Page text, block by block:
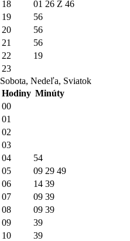
18
01 26 Z 46
19
56
20
56
21
56
22
19
23
Sobota, Nedeľa, Sviatok
Hodiny Minúty
00
01
02
03
04
54
05
09 29 49
06
14 39
07
09 39
08
09 39
09
39
10
39